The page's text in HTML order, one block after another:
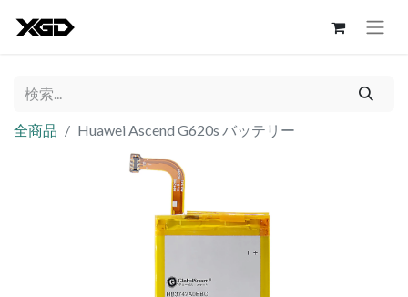
全商品 Huawei Ascend G620s バッテリー